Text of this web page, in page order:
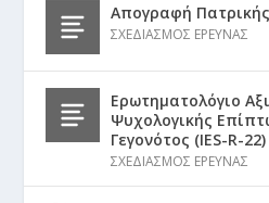
Απογραφή
ΣΧΕΔΙΑΣΜΟΣ ΕΡΕΥΝΑΣ
Ερωτηματολόγιο
Ψυχολογικής
Γεγονότος (IES-R-22)
ΣΧΕΔΙΑΣΜΟΣ ΕΡΕΥΝΑΣ